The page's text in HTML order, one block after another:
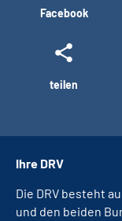
Facebook
teilen
Ihre DRV
Die DRV besteht
und den beiden